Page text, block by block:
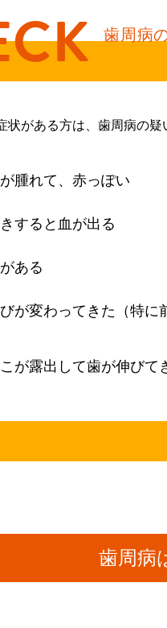
歯周病
状がある方は、歯周病の
腫れて、赤っぽい
すると血が出る
ある
が変わってきた（特に
が露出して歯が伸びて
歯周病